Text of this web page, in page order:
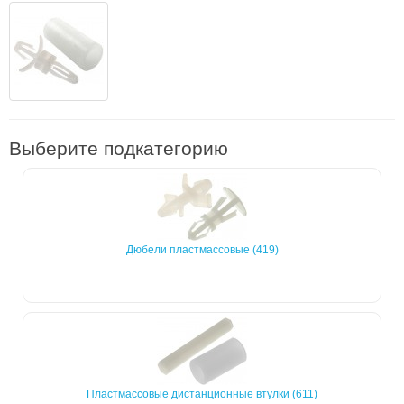
Выберите подкатегорию
Дюбели пластмассовые (419)
Пластмассовые дистанционные втулки (611)